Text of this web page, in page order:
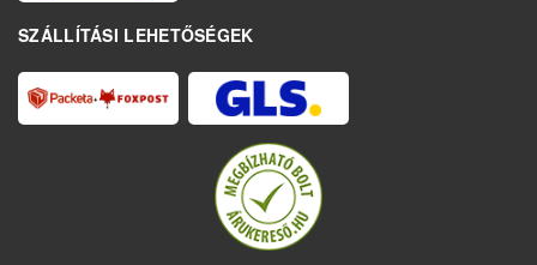
SZÁLLÍTÁSI LEHETŐSÉGEK